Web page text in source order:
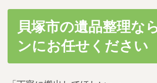
貝塚市の遺品整理な
ンにお任せください